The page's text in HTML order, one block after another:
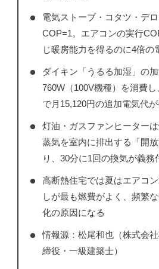
電気ストーブ・コタツ・デ
COP=1。エアコンの実行
じ暖房能力を得るのに4倍の
ダイキン「うるる加湿」の
760W（100V機種）を消費
で月15,120円の追加電気代
灯油・ガスファンヒーター
蒸気を室内に排出する「開
り、30分に1回の換気が義務
高断熱住宅では夏はエアコ
しが最も燃費がよく、頻繁
化の原因になる
情報源：松尾和也（株式会
締役・一級建築士）